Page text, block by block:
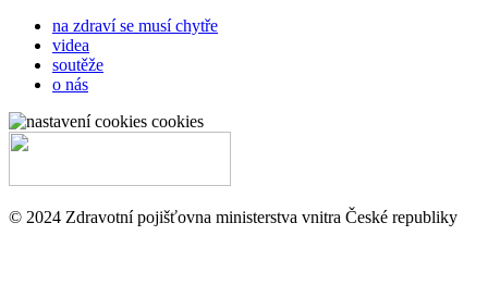
na zdraví se musí chytře
videa
soutěže
o nás
cookies
© 2024 Zdravotní pojišťovna ministerstva vnitra České republiky